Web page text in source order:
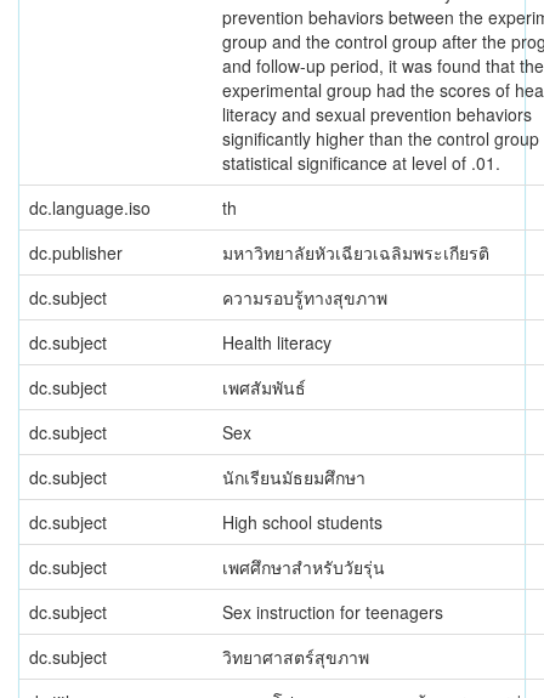
prevention behaviors between the
group and the control group after the
and follow-up period, it was found that the
experimental group had the scores of
literacy and sexual prevention behaviors
significantly higher than the control group
statistical significance at level of .01.
dc.language.iso
th
dc.publisher
มหาวิทยาลัยหัวเฉียวเฉลิมพระเกียรติ
dc.subject
ความรอบรู้ทางสุขภาพ
dc.subject
Health literacy
dc.subject
เพศสัมพันธ์
dc.subject
Sex
dc.subject
นักเรียนมัธยมศึกษา
dc.subject
High school students
dc.subject
เพศศึกษาสำหรับวัยรุ่น
dc.subject
Sex instruction for teenagers
dc.subject
วิทยาศาสตร์สุขภาพ